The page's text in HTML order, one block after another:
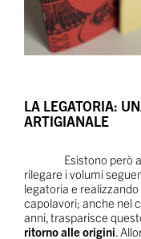
LA LEGATORIA:
ARTIGIANALE
Esistono però
rilegare i volumi
legatoria e
capolavori; anche nel
anni, trasparisce
ritorno alle origini.